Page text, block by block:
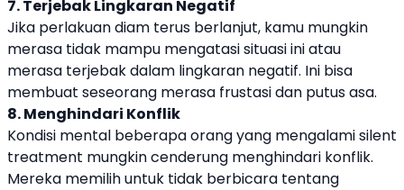
7. Terjebak Lingkaran Negatif
Jika perlakuan diam terus berlanjut, kamu mungkin
merasa tidak mampu mengatasi situasi ini atau
merasa terjebak dalam lingkaran negatif. Ini bisa
membuat seseorang merasa frustasi dan putus asa.
8. Menghindari Konflik
Kondisi mental beberapa orang yang mengalami silent
treatment mungkin cenderung menghindari konflik.
Mereka memilih untuk tidak berbicara tentang